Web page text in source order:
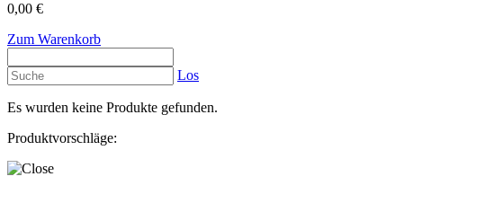
0,00 €
Zum Warenkorb
Los
Es wurden keine Produkte gefunden.
Produktvorschläge: